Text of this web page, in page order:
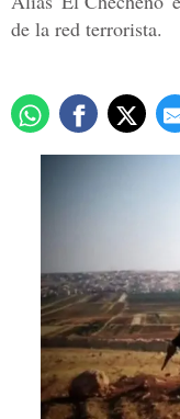
de la red terrorista.